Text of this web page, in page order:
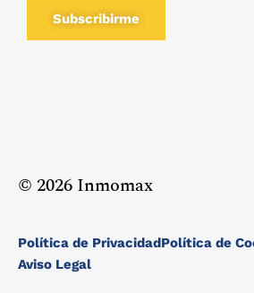
Subscribirme
© 2026 Inmomax
Política de PrivacidadPolítica de
Aviso Legal